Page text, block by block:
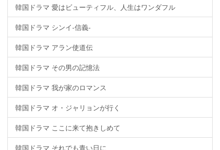
韓国ドラマ 愛はビューティフル、人生はワンダフル
韓国ドラマ シンイ-信義-
韓国ドラマ アラン使道伝
韓国ドラマ その男の記憶法
韓国ドラマ 我が家のロマンス
韓国ドラマ オ・ジャリョンが行く
韓国ドラマ ここに来て抱きしめて
韓国ドラマ それでも青い日に